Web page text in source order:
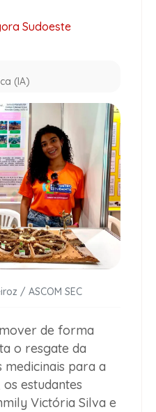
Sudoeste
(IA)
/ ASCOM SEC
de forma
o resgate da
medicinais para a
estudantes
Victória Silva e